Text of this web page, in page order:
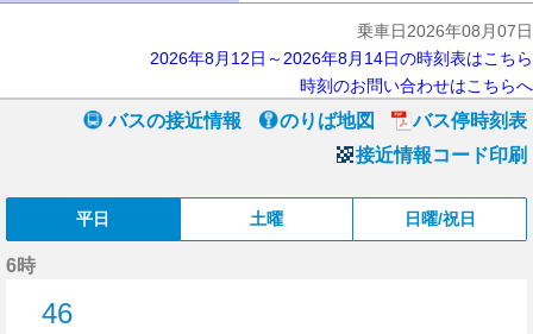
乗車日2026年08月07日
2026年8月12日～2026年8月14日の時刻表はこちら
時刻のお問い合わせはこちらへ
バスの接近情報 のりば地図
バス停時刻表
接近情報コード印刷
平日 土曜 日曜/祝日
6時
46